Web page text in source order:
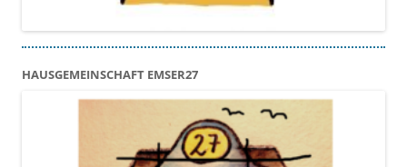
HAUSGEMEINSCHAFT EMSER27